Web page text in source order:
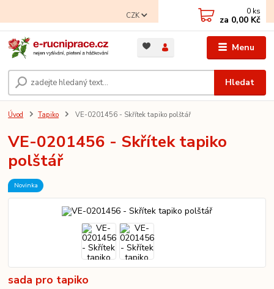
Menu
CZK
Hledat
0 ks
za 0,00 Kč
Úvod Tapiko VE-0201456 - Skřítek tapiko polštář
VE-0201456 - Skřítek tapiko
polštář
Novinka
sada pro tapiko